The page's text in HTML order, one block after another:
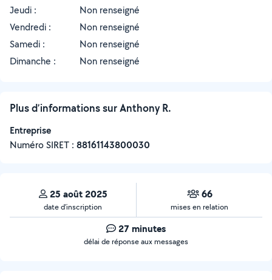
Jeudi :
Non renseigné
Vendredi :
Non renseigné
Samedi :
Non renseigné
Dimanche :
Non renseigné
Plus d’informations sur Anthony R.
Entreprise
Numéro SIRET : ‍88161143800030
25 août 2025
date d’inscription
66
mises en relation
27 minutes
délai de réponse aux messages